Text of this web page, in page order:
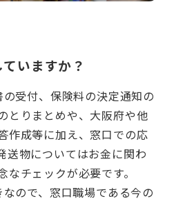
いますか？
受付、保険料の決定通知の
とりまとめや、大阪府や他
作成等に加え、窓口での応
送物についてはお金に関わ
チェックが必要です。
ので、窓口職場である今の